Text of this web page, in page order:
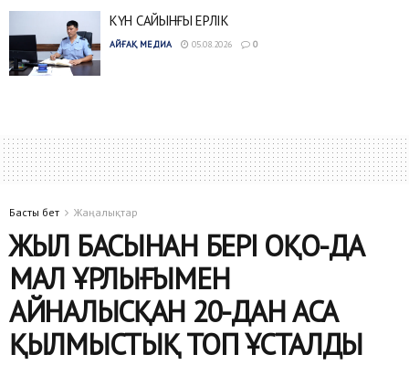
КҮН САЙЫНҒЫ ЕРЛІК
АЙҒАҚ МЕДИА 05.08.2026 0
Басты бет Жаңалықтар
ЖЫЛ БАСЫНАН БЕРІ ОҚО-ДА
МАЛ ҰРЛЫҒЫМЕН
АЙНАЛЫСҚАН 20-ДАН АСА
ҚЫЛМЫСТЫҚ ТОП ҰСТАЛДЫ